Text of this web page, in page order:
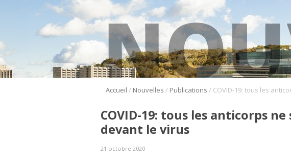
Accueil / Nouvelles / Publications /
COVID-19: tous les anticorps
devant le virus
21 octobre 2020